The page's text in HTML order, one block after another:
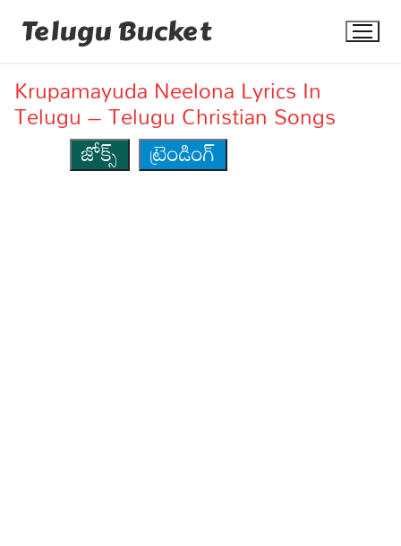
Telugu Bucket
Krupamayuda Neelona Lyrics In
Telugu – Telugu Christian Songs
జోక్స్
ట్రెండింగ్